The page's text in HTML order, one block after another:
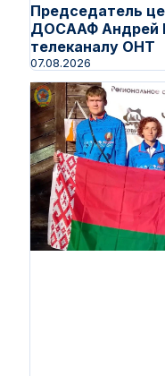
Председатель
ДОСААФ Андрей
телеканалу ОНТ
07.08.2026